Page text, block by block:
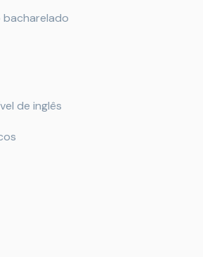
bacharelado
de inglês